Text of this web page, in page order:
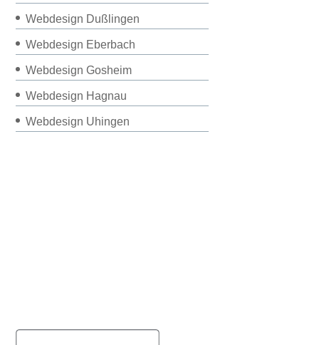
Webdesign Dußlingen
Webdesign Eberbach
Webdesign Gosheim
Webdesign Hagnau
Webdesign Uhingen